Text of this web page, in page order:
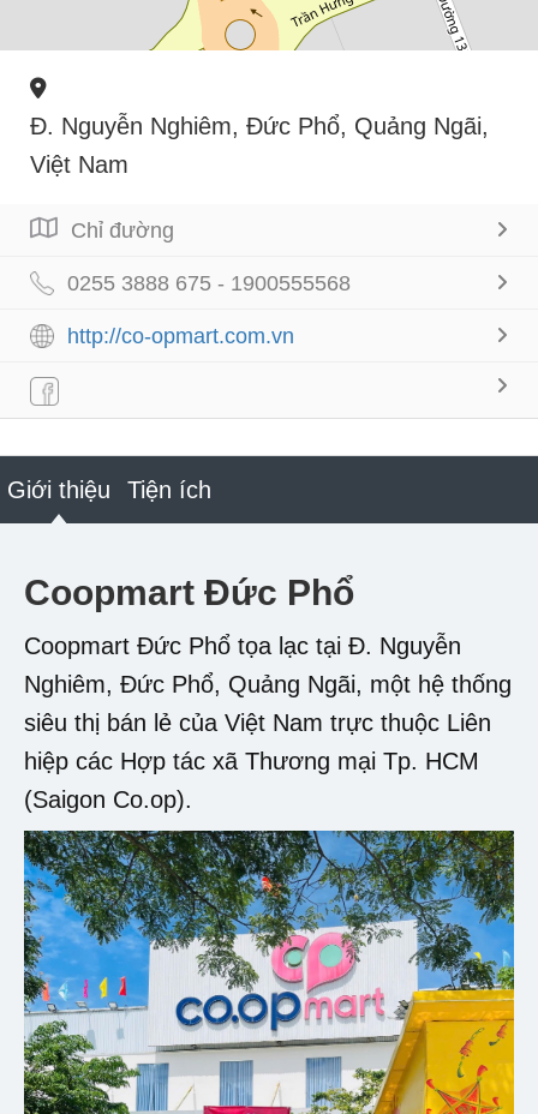
Đ. Nguyễn Nghiêm, Đức Phổ, Quảng Ngãi,
Việt Nam
Chỉ đường
0255 3888 675 - 1900555568
http://co-opmart.com.vn
Giới thiệu Tiện ích
Coopmart Đức Phổ
Coopmart Đức Phổ tọa lạc tại Đ. Nguyễn
Nghiêm, Đức Phổ, Quảng Ngãi, một hệ thống
siêu thị bán lẻ của Việt Nam trực thuộc Liên
hiệp các Hợp tác xã Thương mại Tp. HCM
(Saigon Co.op).